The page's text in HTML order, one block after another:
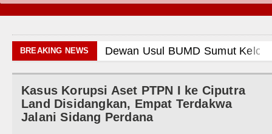
Politik
Hiburan
BREAKING NEWS
Dewan Usul BUMD Sumut Kelola Rumput
Dugaan Penyimpangan Dana BOS TA 2025,
Risiko Tertular HIV/AIDS Melalui Hubungan
Bertekad Pulang Mantan PM Bangladesh
Kasus Korupsi Aset PTPN I ke Ciputra
Land Disidangkan, Empat Terdakwa
Jalani Sidang Perdana